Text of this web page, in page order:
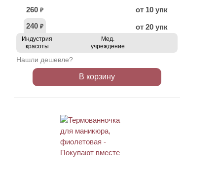
260 ₽
от 10 упк
240 ₽ от 20 упк
Индустрия
красоты
Мед.
учреждение
Нашли дешевле?
В корзину